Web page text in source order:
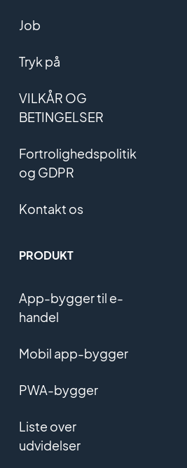
Job
Tryk på
VILKÅR OG
BETINGELSER
Fortrolighedspolitik
og GDPR
Kontakt os
PRODUKT
App-bygger til e-
handel
Mobil app-bygger
PWA-bygger
Liste over
udvidelser